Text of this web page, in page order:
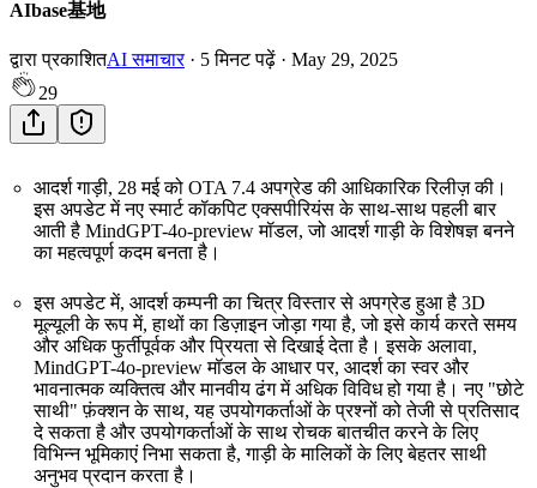
AIbase基地
द्वारा प्रकाशितAI समाचार· 5 मिनट पढ़ें · May 29, 2025
29
आदर्श गाड़ी, 28 मई को OTA 7.4 अपग्रेड की आधिकारिक रिलीज़ की।
इस अपडेट में नए स्मार्ट कॉकपिट एक्सपीरियंस के साथ-साथ पहली बार
आती है MindGPT-4o-preview मॉडल, जो आदर्श गाड़ी के विशेषज्ञ बनने
का महत्वपूर्ण कदम बनता है।
इस अपडेट में, आदर्श कम्पनी का चित्र विस्तार से अपग्रेड हुआ है 3D
मूल्यूली के रूप में, हाथों का डिज़ाइन जोड़ा गया है, जो इसे कार्य करते समय
और अधिक फुर्तीपूर्वक और प्रियता से दिखाई देता है। इसके अलावा,
MindGPT-4o-preview मॉडल के आधार पर, आदर्श का स्वर और
भावनात्मक व्यक्तित्व और मानवीय ढंग में अधिक विविध हो गया है। नए "छोटे
साथी" फ़ंक्शन के साथ, यह उपयोगकर्ताओं के प्रश्नों को तेजी से प्रतिसाद
दे सकता है और उपयोगकर्ताओं के साथ रोचक बातचीत करने के लिए
विभिन्न भूमिकाएं निभा सकता है, गाड़ी के मालिकों के लिए बेहतर साथी
अनुभव प्रदान करता है।